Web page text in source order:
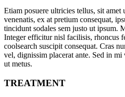
Etiam posuere ultricies tellus, sit
venenatis, ex at pretium consequat,
tincidunt sodales sem justo ut ipsum.
Integer efficitur nisl facilisis, rhoncus
coolsearch suscipit consequat. Cras
vel, dignissim placerat ante. Sed in
ut metus.
TREATMENT